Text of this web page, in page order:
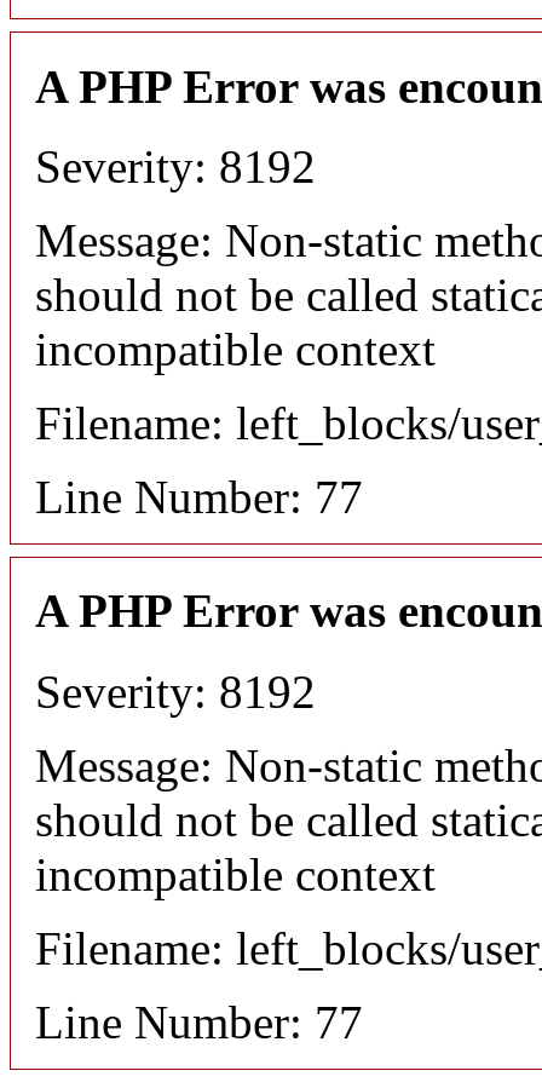
A PHP Error was
Severity: 8192
Message: Non-static
should not be called
incompatible context
Filename: left_blocks/
Line Number: 77
A PHP Error was
Severity: 8192
Message: Non-static
should not be called
incompatible context
Filename: left_blocks/
Line Number: 77